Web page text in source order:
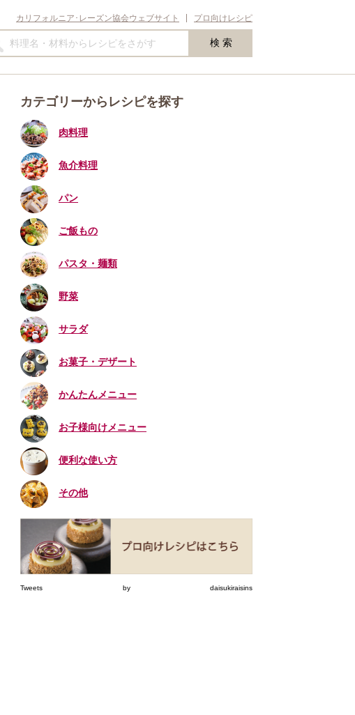
カリフォルニア･レーズン協会ウェブサイト プロ向けレシピ
カテゴリーからレシピを探す
肉料理
魚介料理
パン
ご飯もの
パスタ・麺類
野菜
サラダ
お菓子・デザート
かんたんメニュー
お子様向けメニュー
便利な使い方
その他
Tweets by daisukiraisins